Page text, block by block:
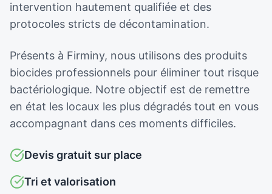
intervention hautement qualifiée et des
protocoles stricts de décontamination.
Présents à Firminy, nous utilisons des produits
biocides professionnels pour éliminer tout risque
bactériologique. Notre objectif est de remettre
en état les locaux les plus dégradés tout en vous
accompagnant dans ces moments difficiles.
Devis gratuit sur place
Tri et valorisation